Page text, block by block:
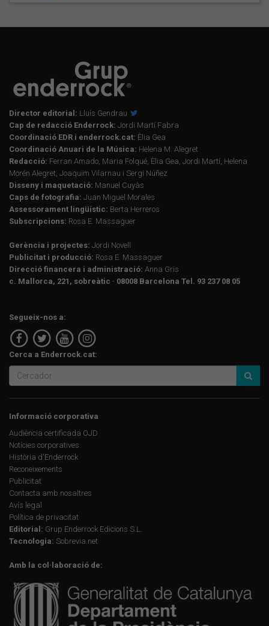
Director editorial: Lluís Gendrau
Cap de redacció Enderrock: Jordi Martí Fabra
Coordinació EDR i enderrock.cat: Èlia Gea
Coordinació Anuari de la Música: Helena M. Alegret
Redacció: Ferran Amado, Maria Folqué, Èlia Gea, Jordi Martí, Helena
Morén Alegret, Joaquim Vilarnau i Sergi Núñez
Disseny i maquetació: Manuel Cuyàs
Caps de fotografia: Juan Miguel Morales
Assessorament lingüístic: Berta Herreros
Subscripcions: Rosa E. Massaguer
Gerència i projectes: Jordi Novell
Publicitat i producció: Rosa E. Massaguer
Direcció financera i administració: Anna Gris
c. Mallorca, 221, sobreàtic · 08008 Barcelona Tel. 93 237 08 05
Segueix-nos a:
Cerca a Enderrock.cat:
Informació corporativa
Audiència certificada OJD
Notícies corporatives
Història d'Enderrock
Reconeixements
Publicitat
Contacta amb nosaltres
Avís legal
Política de privacitat
Editorial: Grup Enderrock Edicions S.L.
Tecnologia: Sobrevia.net
Amb la col·laboració de: